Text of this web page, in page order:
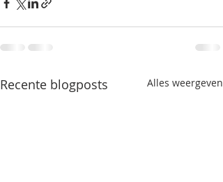
Recente blogposts Alles weergeven